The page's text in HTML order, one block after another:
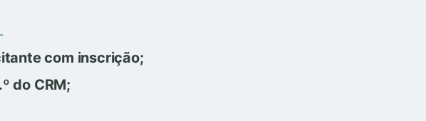
com inscrição;
do CRM;